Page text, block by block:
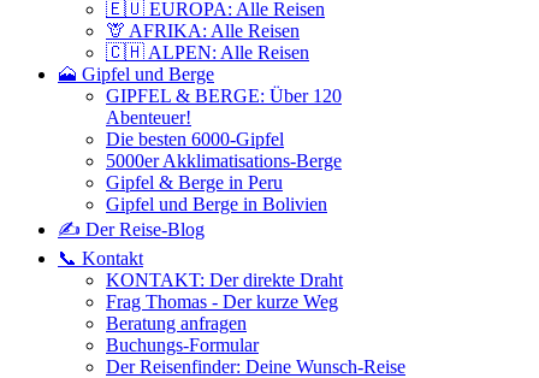
🇪🇺 EUROPA: Alle Reisen
🦒 AFRIKA: Alle Reisen
🇨🇭 ALPEN: Alle Reisen
🗻 Gipfel und Berge
GIPFEL & BERGE: Über 120
Abenteuer!
Die besten 6000-Gipfel
5000er Akklimatisations-Berge
Gipfel & Berge in Peru
Gipfel und Berge in Bolivien
✍️ Der Reise-Blog
📞 Kontakt
KONTAKT: Der direkte Draht
Frag Thomas - Der kurze Weg
Beratung anfragen
Buchungs-Formular
Der Reisenfinder: Deine Wunsch-Reise